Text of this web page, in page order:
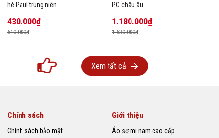
hè Paul trung niên
430.000₫
610.000₫
PC châu âu
1.180.000₫
1.630.000₫
Xem tất cả
Chính sách
Chính sách bảo mật
Giới thiệu
Áo sơ mi nam cao cấp